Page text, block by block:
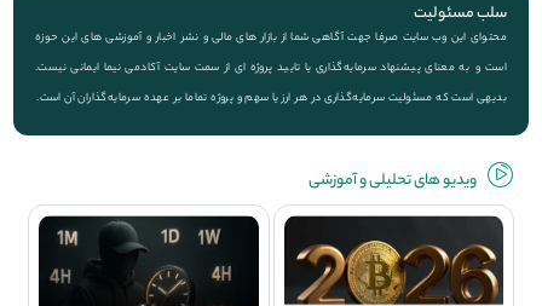
سلب مسئولیت
محتوای این وب سایت صرفا جهت آگاهی شما از بازار های مالی و نشر اخبار و آموزشی های این حوزه
است و به معنای پیشنهاد سرمایه‌گذاری یا تایید پروژه ای از سمت سایت آکادمی نیما ایمانی نیست.
بدیهی است که مسئولیت سرمایه‌گذاری در هر ارز یا سهم و پروژه تماما بر عهده سرمایه‌گذاران آن است.
ویديو های تحلیلی و آموزشی